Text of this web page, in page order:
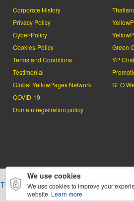
Corporate History
Privacy Policy
Cyber-Policy
Cookies-Policy
Terms and Conditions
Testimonial
Global YellowPages Network
COVID-19
Domain registration policy
Green
YP
SEO
Thailand YellowPages.All rights reserved
We use cookies
We use cookies to improve your
website. Learn more